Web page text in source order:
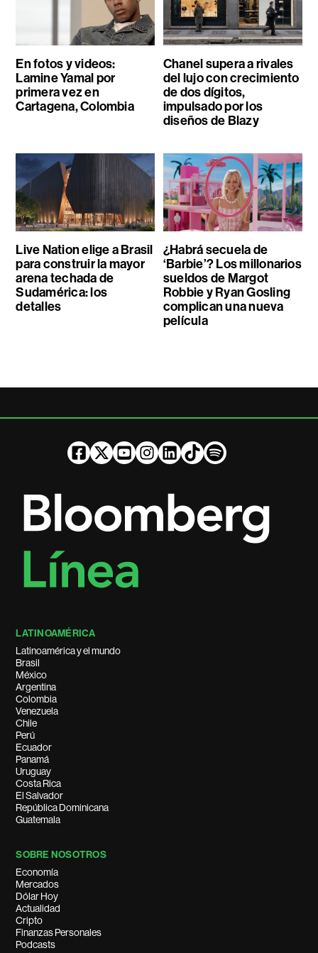
En fotos y videos:
Lamine Yamal por
primera vez en
Cartagena, Colombia
Chanel supera a rivales
del lujo con crecimiento
de dos dígitos,
impulsado por los
diseños de Blazy
Live Nation elige a Brasil
para construir la mayor
arena techada de
Sudamérica: los
detalles
¿Habrá secuela de
‘Barbie’? Los millonarios
sueldos de Margot
Robbie y Ryan Gosling
complican una nueva
película
LATINOAMÉRICA
Latinoamérica y el mundo
Brasil
México
Argentina
Colombia
Venezuela
Chile
Perú
Ecuador
Panamá
Uruguay
Costa Rica
El Salvador
República Dominicana
Guatemala
SOBRE NOSOTROS
Economía
Mercados
Dólar Hoy
Actualidad
Cripto
Finanzas Personales
Podcasts